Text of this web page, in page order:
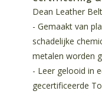
Dean Leather
- Gemaakt van
schadelijke
metalen worden
- Leer gelooid in
gecertificeerde